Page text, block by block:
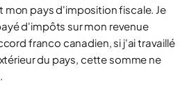
pays d'imposition fiscale. Je
d'impôts sur mon revenue
franco canadien, si j'ai travaillé
du pays, cette somme ne